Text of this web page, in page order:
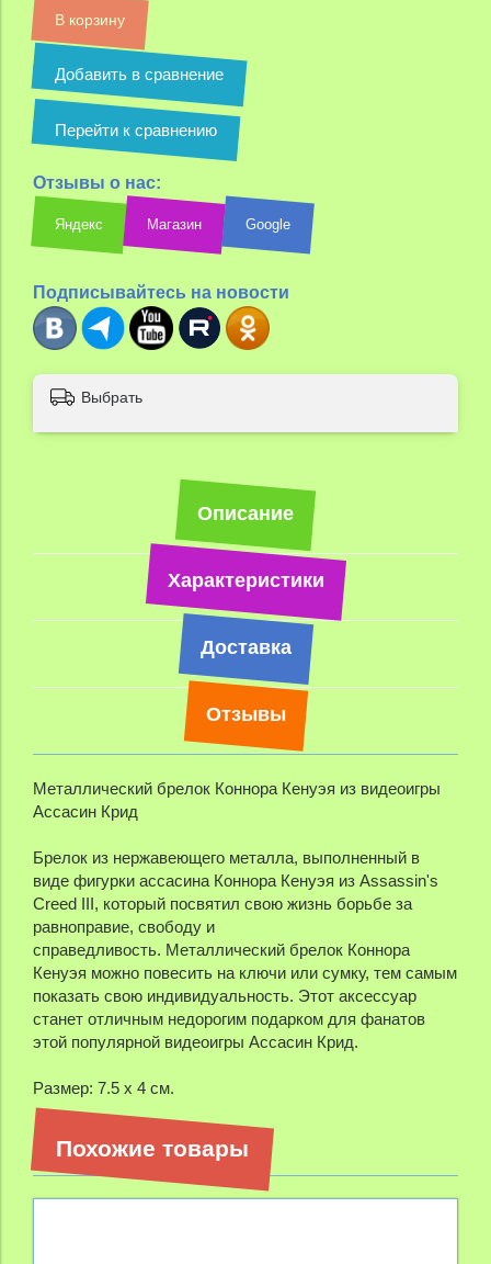
В корзину
Добавить в сравнение
Перейти к сравнению
Отзывы о нас:
Яндекс Магазин Google
Подписывайтесь на новости
Выбрать
Описание
Характеристики
Доставка
Отзывы
Металлический брелок Коннора Кенуэя из видеоигры
Ассасин Крид
Брелок из нержавеющего металла, выполненный в
виде фигурки ассасина Коннора Кенуэя из Assassin's
Creed III, который посвятил свою жизнь борьбе за
равноправие, свободу и
справедливость. Металлический брелок Коннора
Кенуэя можно повесить на ключи или сумку, тем самым
показать свою индивидуальность. Этот аксессуар
станет отличным недорогим подарком для фанатов
этой популярной видеоигры Ассасин Крид.
Размер: 7.5 х 4 см.
Похожие товары